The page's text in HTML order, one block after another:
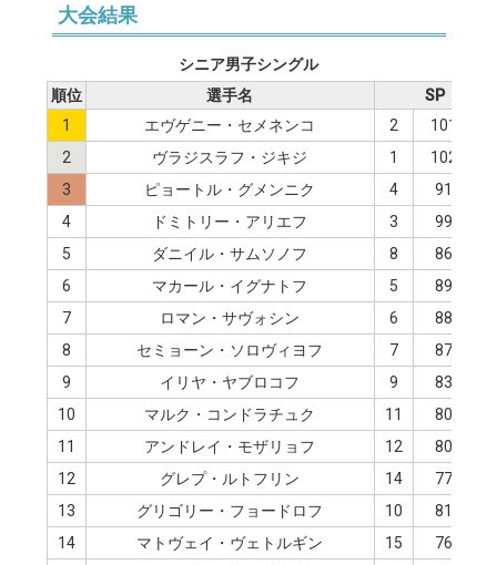
大会結果
シニア男子シングル
順位
選手名
SP
1
エヴゲニー・セメネンコ 2
101.19
2
ヴラジスラフ・ジキジ 1
102.70
3
ピョートル・グメンニク 4
91.84
4
ドミトリー・アリエフ 3
99.20
5
ダニイル・サムソノフ 8
86.97
6
マカール・イグナトフ 5
89.73
7
ロマン・サヴォシン 6
88.19
8
セミョーン・ソロヴィヨフ 7
87.56
9
イリヤ・ヤブロコフ 9
83.99
10
マルク・コンドラチュク 11
80.97
11
アンドレイ・モザリョフ 12
80.71
12
グレプ・ルトフリン 14
77.52
13
グリゴリー・フョードロフ 10
81.47
14
マトヴェイ・ヴェトルギン 15
76.10